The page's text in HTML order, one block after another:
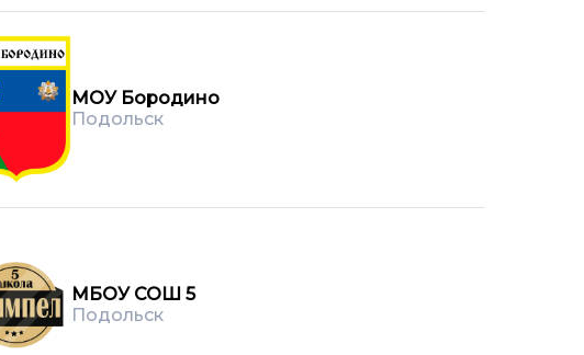
МОУ Бородино
Подольск
МБОУ СОШ 5
Подольск